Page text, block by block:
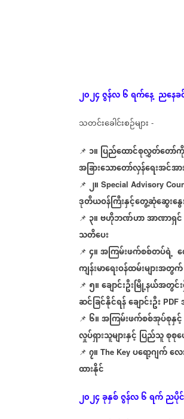
၂၀၂၄ဇွန်လ၆ရက်နေ့ ညနေခ
သတင်းခေါင်းစဉ်များ -
📌 ၁။ ပြည်ထောင်စုလွှတ်တော်ကို
အခြားသောတော်လှန်ရေးအင်အ
📌 ၂။ Special Advisory
ဒုတိယဝန်ကြီးနှင့်တွေ့ဆုံဆွေးနွေ
📌 ၃။ဗဟိုဘဏ်ဟာအာဏာရှင်
သတိပေး
📌 ၄။အကြမ်းဖက်စစ်တပ်ရဲ့
ကျန်းမာရေးဝန်ထမ်းများအတွက်
📌 ၅။ချောင်းဦးမြို့နယ််အတွင်
ဆင်ခြင်နိုင်ရန်ချောင်းဦး PDF
📌 ၆။အကြမ်းဖက်စစ်အုပ်စုနှင့်
လှုပ်ရှားသူများနှင့် ပြည်သူစုစုပ
📌 ၇။ The Key ပရော့ဂျက်လ
ထားနိုင်
၂၀၂၄ခုနှစ်ဇွန်လ၆ရက်ညပို